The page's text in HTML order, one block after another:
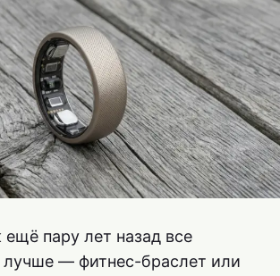
пару лет назад все
лучше — фитнес-браслет или